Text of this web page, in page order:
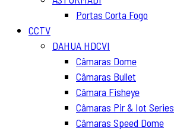
Portas Corta Fogo
CCTV
DAHUA HDCVI
Câmaras Dome
Câmaras Bullet
Câmara Fisheye
Câmaras Pir & Iot Series
Câmaras Speed Dome